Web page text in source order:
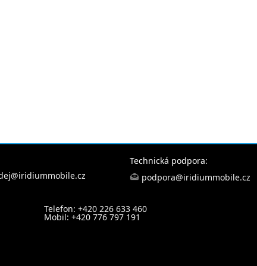
Technická podpora:
podpora@iridiummobile.cz
Telefon: +420 226 633 460
Mobil: +420 776 797 191